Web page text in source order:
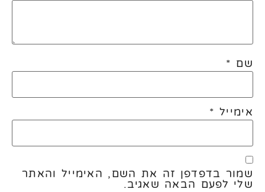
שם *
אימייל *
שמור בדפדפן זה את השם, האימייל והאתר
שלי לפעם הבאה שאגיב.